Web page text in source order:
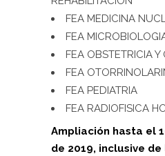
FEA MEDICINA
FEA
FEA OBSTETRICIA
FEA
FEA PEDIATRIA
FEA RADIOFISICA
Ampliación hasta el
de 2019, inclusive